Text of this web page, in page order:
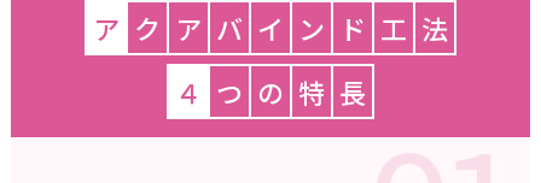
ア ク ア バ イ ン ド 工 法
４ つ の 特 長